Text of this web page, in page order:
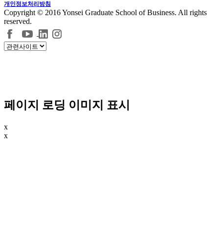
개인정보처리방침
Copyright © 2016 Yonsei Graduate School of Business. All rights
reserved.
페이지 로딩 이미지 표시
x
x